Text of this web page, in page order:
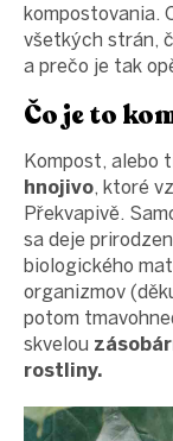
Eko
fľaše
Starostlivosť
proEXPORT_sk
Eko
domácnosť
Čo má
teraz
zelenú
Ekodrogéria
Darčeky
Bezodpadová
kancelária
Vianoce
kompostovania.
všetkých strán,
a prečo je tak
Čo je to
Kompost, alebo
hnojivo, ktoré
Překvapivě.
sa deje
biologického
organizmov
potom
skvelou
rostliny.